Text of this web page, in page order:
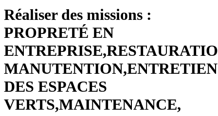
Réaliser des missions :
PROPRETÉ EN
MANUTENTION,ENTRETIEN
DES ESPACES
VERTS,MAINTENANCE,